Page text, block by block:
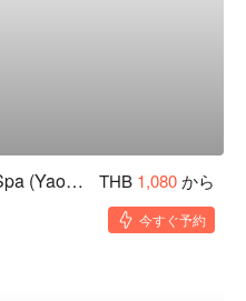
Putthinan Thai Massage & Spa (Yaowarat) THB 1,080から
今すぐ予約